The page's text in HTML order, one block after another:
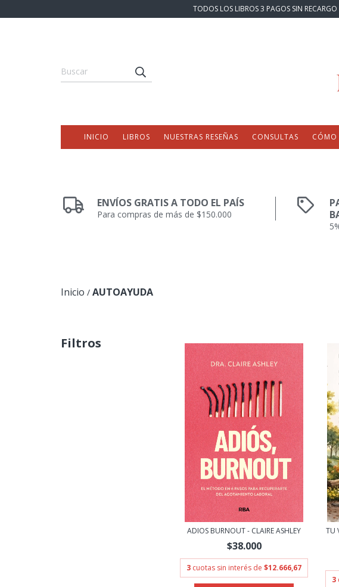
TODOS LOS LIBROS 3 PAGOS SIN
INICIO LIBROS NUESTRAS RESEÑAS CONSULTAS CÓMO
ENVÍOS GRATIS A TODO EL PAÍS
Para compras de más de $150.000
Inicio / AUTOAYUDA
Filtros
ADIOS BURNOUT - CLAIRE ASHLEY
$38.000
3 cuotas sin interés de$12.666,67
TU
3